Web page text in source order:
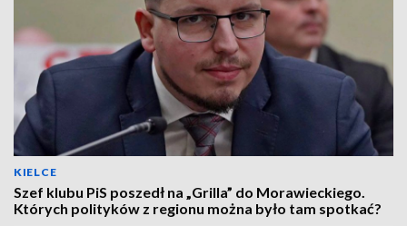
KIELCE
Szef klubu PiS poszedł na „Grilla” do Morawieckiego.
Których polityków z regionu można było tam spotkać?